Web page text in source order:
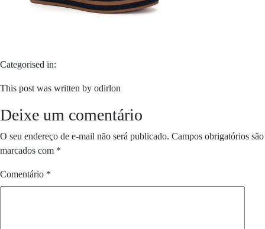
Categorised in:
This post was written by odirlon
Deixe um comentário
O seu endereço de e-mail não será publicado. Campos obrigatórios são
marcados com *
Comentário *